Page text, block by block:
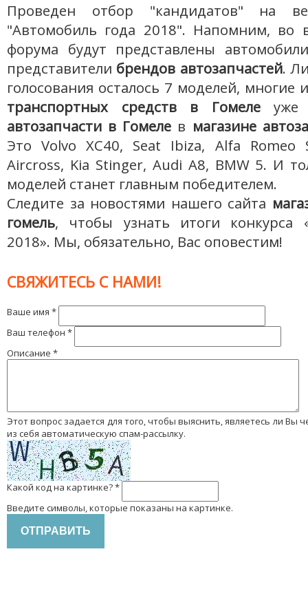
Проведен отбор "кандидатов" на
"Автомобиль года 2018". Напомним, во
форума будут представлены
представители брендов автозапчастей.
голосования осталось 7 моделей, многие
транспортных средств в Гомелеуже
автозапчасти в Гомеле в магазине
Это Volvo XC40, Seat Ibiza, Alfa Romeo
Aircross, Kia Stinger, Audi A8, BMW 5. И
моделей станет главным победителем.
Следите за новостями нашего сайта
гомель, чтобы узнать итоги конкурса
2018». Мы, обязательно, Вас оповестим!
СВЯЖИТЕСЬ С НАМИ!
Ваше имя *
Ваш телефон *
Описание *
Этот вопрос задается для того, чтобы выяснить, являетесь ли Вы человеком или представляете
из себя автоматическую спам-рассылку.
Какой код на картинке?*
Введите символы, которые показаны на картинке.